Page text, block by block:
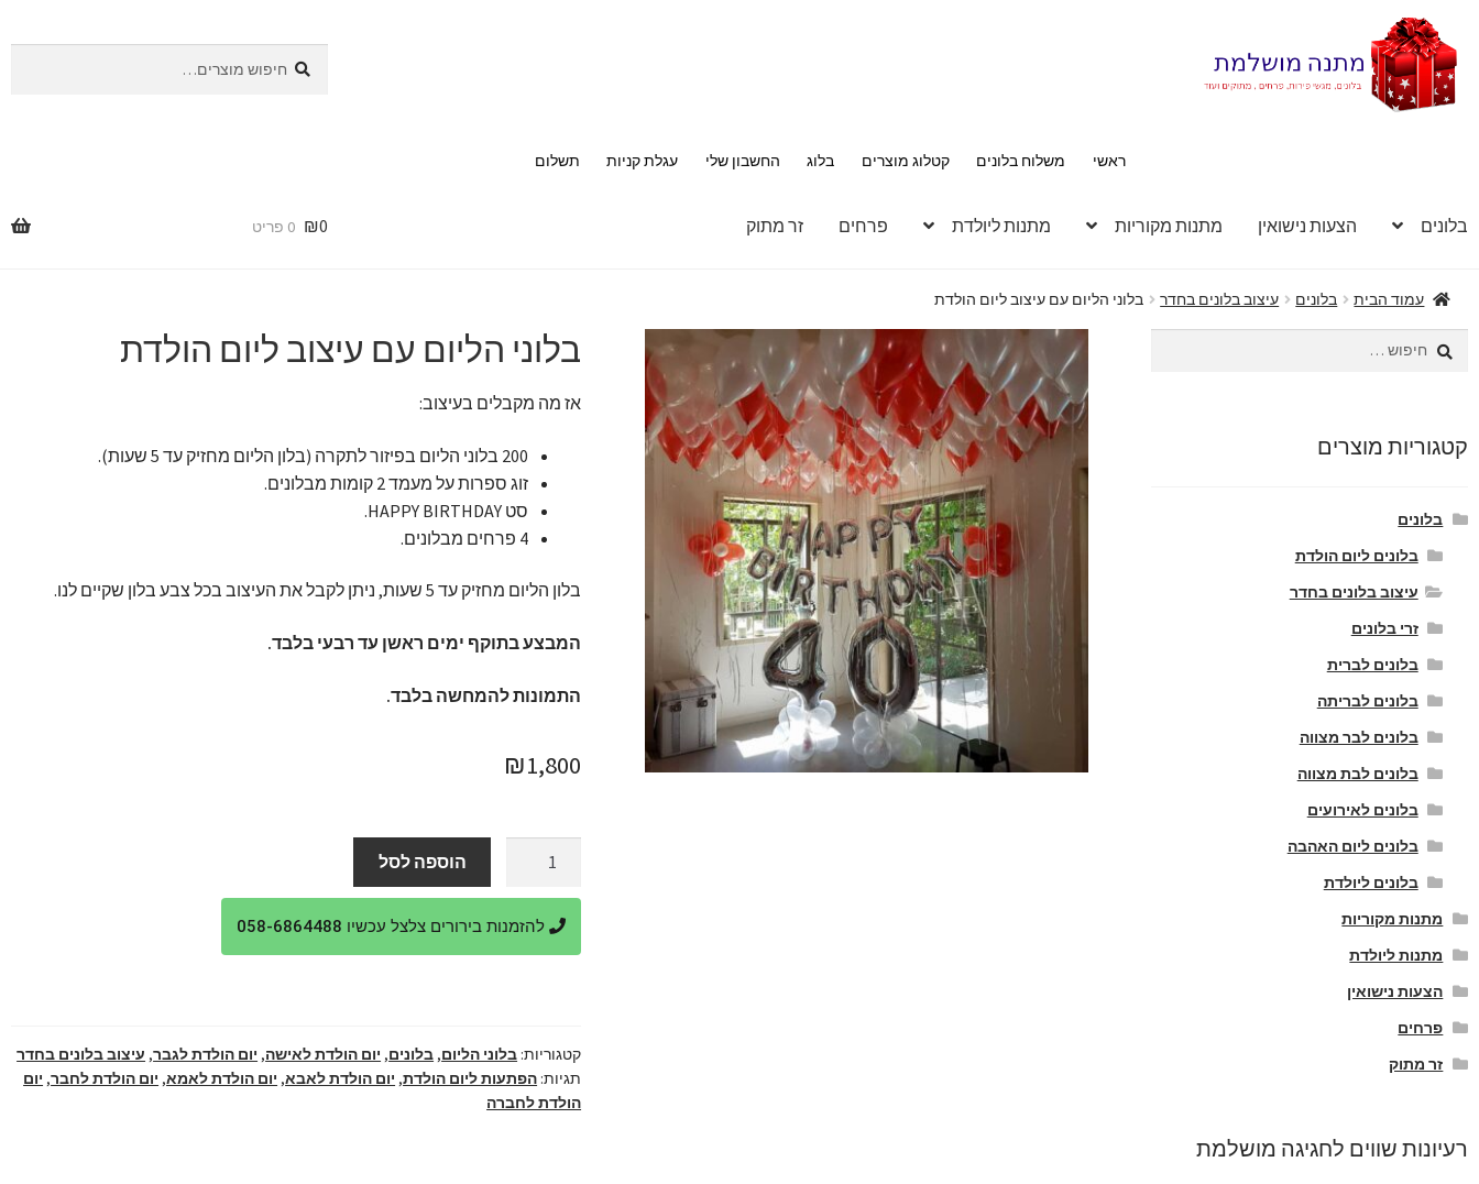
לניווט
לדלג
לתוכן
עבור:
ראשי משלוח בלונים קטלוג מוצרים בלוג החשבון שלי עגלת קניות תשלום
בלונים הצעות נישואין מתנות מקוריות מתנות ליולדת פרחים זר מתוק ₪0 0 פריט
עמוד הבית בלונים עיצוב בלונים בחדר בלוני הליום עם עיצוב ליום הולדת
בלוני הליום עם עיצוב ליום הולדת
אז מה מקבלים בעיצוב:
200 בלוני הליום בפיזור לתקרה (בלון הליום מחזיק עד 5 שעות).
זוג ספרות על מעמד 2 קומות מבלונים.
סט HAPPY BIRTHDAY.
4 פרחים מבלונים.
בלון הליום מחזיק עד 5 שעות, ניתן לקבל את העיצוב בכל צבע בלון שקיים לנו.
המבצע בתוקף ימים ראשן עד רבעי בלבד.
התמונות להמחשה בלבד.
₪1,800
בלוני
הליום
עם
הוספה לסל
להזמנות בירורים צלצל עכשיו 058-6864488
קטגוריות: בלוני הליום, בלונים, יום הולדת לאישה, יום הולדת לגבר, עיצוב בלונים בחדר
תגיות: הפתעות ליום הולדת, יום הולדת לאבא, יום הולדת לאמא, יום הולדת לחבר, יום
הולדת לחברה
חיפוש:
קטגוריות מוצרים
בלונים
בלונים ליום הולדת
עיצוב בלונים בחדר
זרי בלונים
בלונים לברית
בלונים לבריתה
בלונים לבר מצווה
בלונים לבת מצווה
בלונים לאירועים
בלונים ליום האהבה
בלונים ליולדת
מתנות מקוריות
מתנות ליולדת
הצעות נישואין
פרחים
זר מתוק
רעיונות שווים לחגיגה מושלמת